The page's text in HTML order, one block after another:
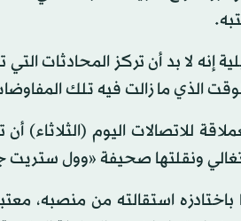
إنه لا بد أن تركز المحادثات
الذي ما زالت فيه تلك
للاتصالات اليوم (الثلاثاء)
ونقلتها صحيفة «وول ستريت
استقالته من منصبه،